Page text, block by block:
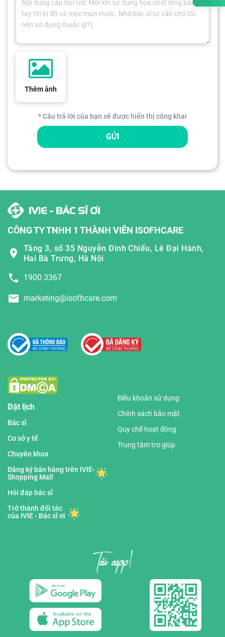
Thêm ảnh
* Câu trả lời của bạn sẽ được hiển thị công khai
GỬI
CÔNG TY TNHH 1 THÀNH VIÊN ISOFHCARE
Tầng 3, số 35 Nguyễn Đình Chiểu, Lê Đại Hành,
Hai Bà Trưng, Hà Nội
1900 3367
marketing@isofhcare.com
Đặt lịch
Bác sĩ
Cơ sở y tế
Chuyên khoa
Đăng ký bán hàng trên IVIE-
Shopping Mall
Hỏi đáp bác sĩ
Trở thành đối tác
của IVIE - Bác sĩ ơi
Điều khoản sử dụng
Chính sách bảo mật
Quy chế hoạt động
Trung tâm trợ giúp